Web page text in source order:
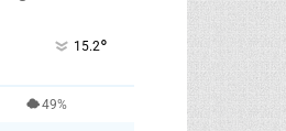
15.2°
49%